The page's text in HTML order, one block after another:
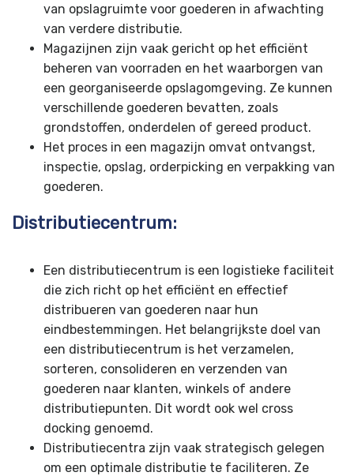
van opslagruimte voor goederen in afwachting
van verdere distributie.
Magazijnen zijn vaak gericht op het efficiënt
beheren van voorraden en het waarborgen van
een georganiseerde opslagomgeving. Ze kunnen
verschillende goederen bevatten, zoals
grondstoffen, onderdelen of gereed product.
Het proces in een magazijn omvat ontvangst,
inspectie, opslag, orderpicking en verpakking van
goederen.
Distributiecentrum:
Een distributiecentrum is een logistieke faciliteit
die zich richt op het efficiënt en effectief
distribueren van goederen naar hun
eindbestemmingen. Het belangrijkste doel van
een distributiecentrum is het verzamelen,
sorteren, consolideren en verzenden van
goederen naar klanten, winkels of andere
distributiepunten. Dit wordt ook wel cross
docking genoemd.
Distributiecentra zijn vaak strategisch gelegen
om een optimale distributie te faciliteren. Ze